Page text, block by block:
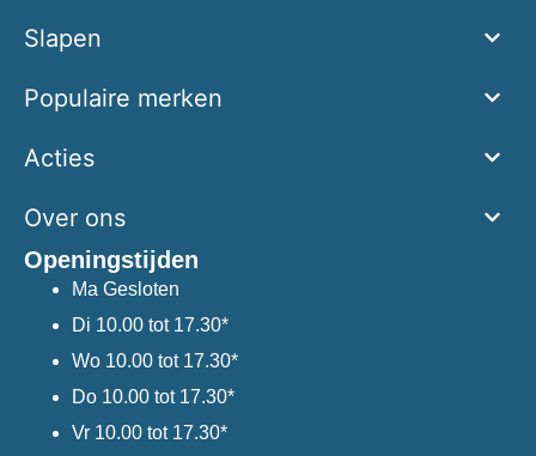
Slapen
Populaire merken
Acties
Over ons
Openingstijden
Ma Gesloten
Di 10.00 tot 17.30*
Wo 10.00 tot 17.30*
Do 10.00 tot 17.30*
Vr 10.00 tot 17.30*